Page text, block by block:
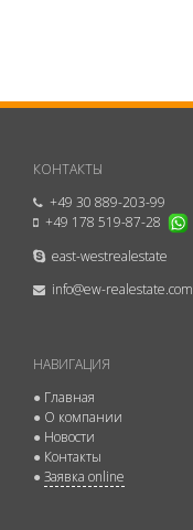
КОНТАКТЫ
+49 30 889-203-99
+49 178 519-87-28
east-westrealestate
info@ew-realestate.com
НАВИГАЦИЯ
● Главная
● О компании
● Новости
● Контакты
● Заявка online